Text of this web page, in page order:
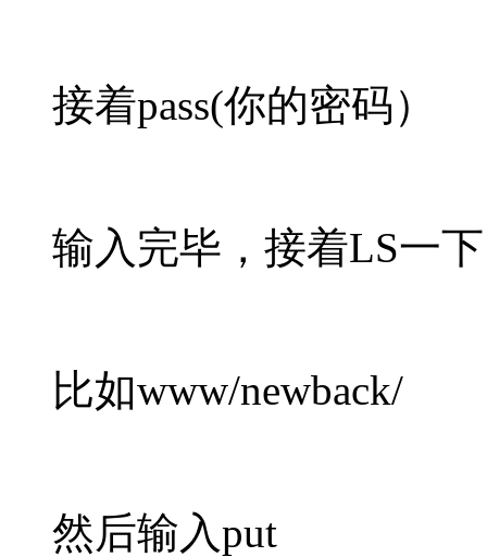
接着pass(你的密码）
输入完毕，接着LS一
比如www/newback/
然后输入put